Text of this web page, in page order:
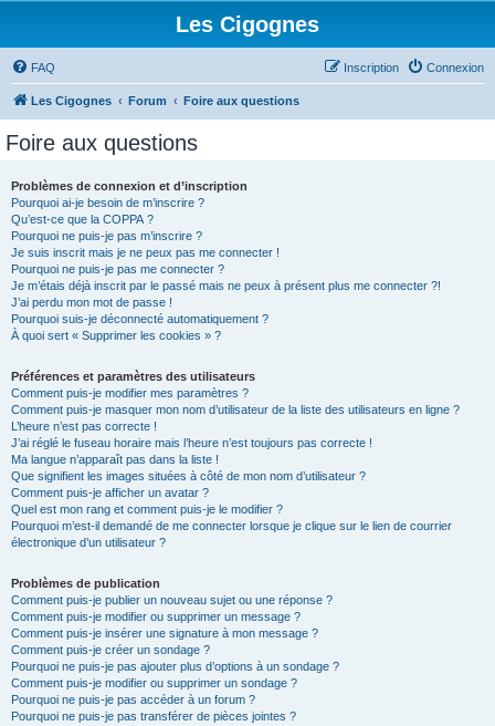
Les Cigognes
FAQ Connexion
Inscription
Les Cigognes Forum Foire aux questions
Foire aux questions
Problèmes de connexion et d’inscription
Pourquoi ai-je besoin de m’inscrire ?
Qu’est-ce que la COPPA ?
Pourquoi ne puis-je pas m’inscrire ?
Je suis inscrit mais je ne peux pas me connecter !
Pourquoi ne puis-je pas me connecter ?
Je m’étais déjà inscrit par le passé mais ne peux à présent plus me connecter ?!
J’ai perdu mon mot de passe !
Pourquoi suis-je déconnecté automatiquement ?
À quoi sert « Supprimer les cookies » ?
Préférences et paramètres des utilisateurs
Comment puis-je modifier mes paramètres ?
Comment puis-je masquer mon nom d’utilisateur de la liste des utilisateurs en ligne ?
L’heure n’est pas correcte !
J’ai réglé le fuseau horaire mais l’heure n’est toujours pas correcte !
Ma langue n’apparaît pas dans la liste !
Que signifient les images situées à côté de mon nom d’utilisateur ?
Comment puis-je afficher un avatar ?
Quel est mon rang et comment puis-je le modifier ?
Pourquoi m’est-il demandé de me connecter lorsque je clique sur le lien de courrier
électronique d’un utilisateur ?
Problèmes de publication
Comment puis-je publier un nouveau sujet ou une réponse ?
Comment puis-je modifier ou supprimer un message ?
Comment puis-je insérer une signature à mon message ?
Comment puis-je créer un sondage ?
Pourquoi ne puis-je pas ajouter plus d’options à un sondage ?
Comment puis-je modifier ou supprimer un sondage ?
Pourquoi ne puis-je pas accéder à un forum ?
Pourquoi ne puis-je pas transférer de pièces jointes ?